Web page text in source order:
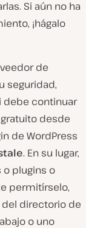
Si aún no ha
¡hágalo
de
seguridad,
debe continuar
desde
de WordPress
. En su lugar,
plugins o
permitírselo,
del directorio de
o uno